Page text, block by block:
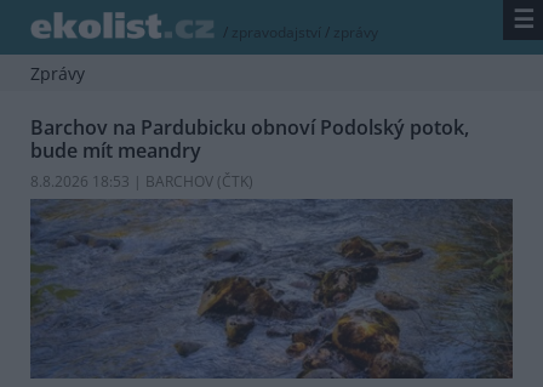
/ zpravodajství / zprávy ☰
Zprávy
Barchov na Pardubicku obnoví Podolský potok,
bude mít meandry
8.8.2026 18:53 | BARCHOV (ČTK)